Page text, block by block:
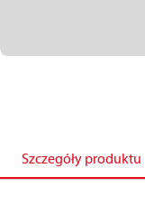
Szczegóły produktu